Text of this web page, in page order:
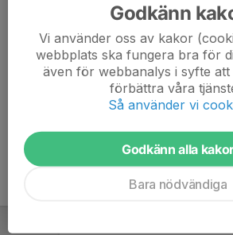
Här hamnar automatiskt de senaste
att kunna börja administrera hemsidan
höger.
Godkänn
Vi använder oss av kakor
webbplats ska fungera bra för
även för webbanalys i syfte att
förbättra våra
Så använder vi
Godkänn alla
Bara nödvändiga